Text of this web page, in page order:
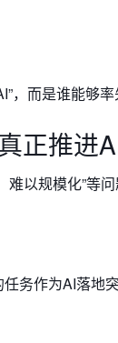
而是谁能够
正推进
以规模化”等
务作为AI落地